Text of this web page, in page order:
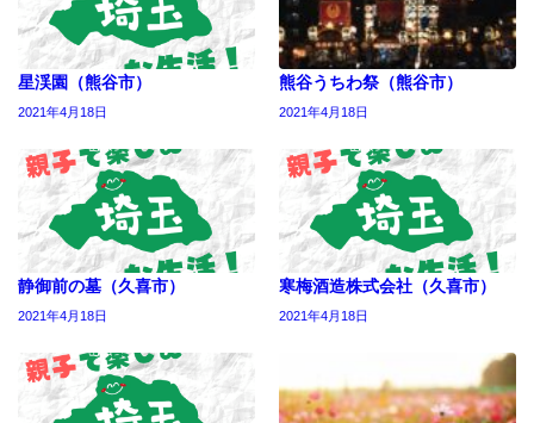
星渓園（熊谷市）
2021年4月18日
熊谷うちわ祭（熊谷市）
2021年4月18日
静御前の墓（久喜市）
2021年4月18日
寒梅酒造株式会社（久喜市）
2021年4月18日